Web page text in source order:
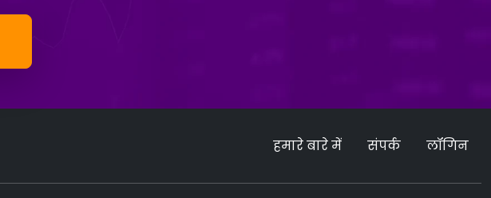
हमारे बारे में संपर्क लॉगिन